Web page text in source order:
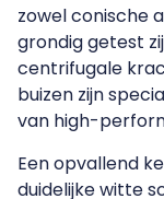
zowel conische
grondig getest
centrifugale
buizen zijn
van high-
Een opvallend
duidelijke witte